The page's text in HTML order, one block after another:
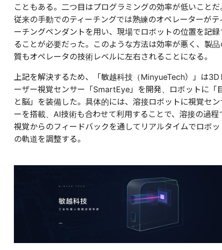
こともある。二つ目はプログラミングの効率が低いことだ
従来の手動でのティーチングでは熟練のオペレーターがテ
ーチングペンダントを用い、現場でロボットの位置を記録
ることが必要だった。このような方法は効率が悪く、製品
質もオペレータの技術レベルに左右されることになる。
上記を解決するため、「敏越科技（MinyueTech）」は3D
ーザー視覚センサー「SmartEye」を開発、ロボットに「
と脳」を装備した。具体的には、溶接ロボットに視覚セン
ーを搭載、AI技術も合わせて利用することで、溶接の過程
視覚からのフィードバックを通してリアルタイムでロボッ
の軌道を調整する。